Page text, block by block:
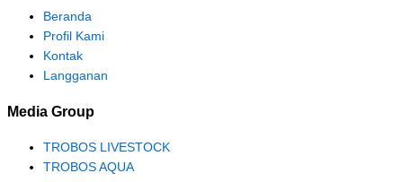
Beranda
Profil Kami
Kontak
Langganan
Media Group
TROBOS LIVESTOCK
TROBOS AQUA